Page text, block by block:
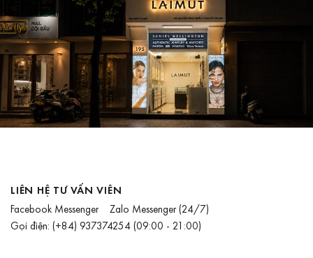
LIÊN HỆ TƯ VẤN VIÊN
Facebook Messenger Zalo Messenger(24/7)
Gọi điện: (+84) 937374254(09:00 - 21:00)